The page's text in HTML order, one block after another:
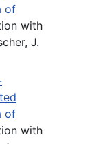
of
with
J.
of
with